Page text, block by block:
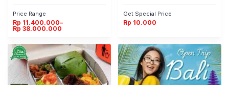
Price Range
Rp 11.400.000–
Rp 38.000.000
Rentang
harga:
Rp 11.400.000
Rp 38.000.000
Get Special Price
Rp 10.000